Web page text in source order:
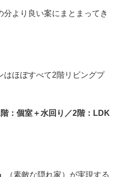
より良い案にまとまってき
はほぼすべて2階リビングプ
：個室＋水回り／2階：LDK
（素敵な隠れ家）が実現する